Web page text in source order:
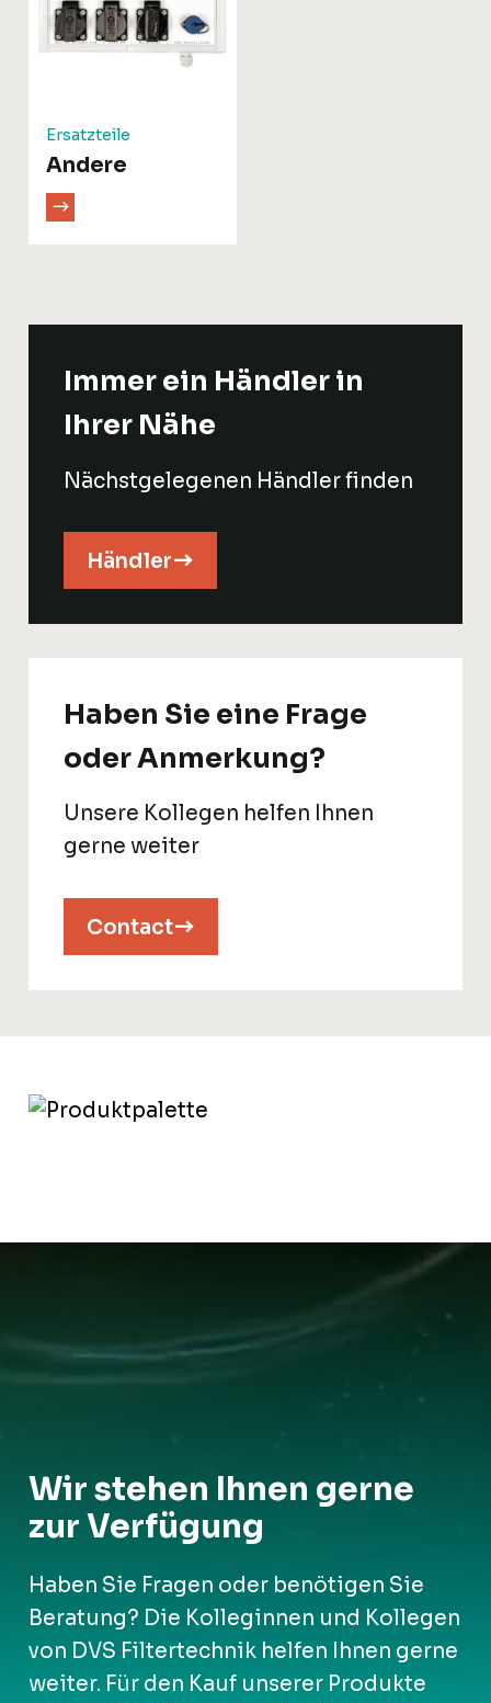
Ersatzteile
Andere
Immer ein Händler in
Ihrer Nähe
Nächstgelegenen Händler finden
Händler
Haben Sie eine Frage
oder Anmerkung?
Unsere Kollegen helfen Ihnen
gerne weiter
Contact
Wir stehen Ihnen gerne
zur Verfügung
Haben Sie Fragen oder benötigen Sie
Beratung? Die Kolleginnen und Kollegen
von DVS Filtertechnik helfen Ihnen gerne
weiter. Für den Kauf unserer Produkte